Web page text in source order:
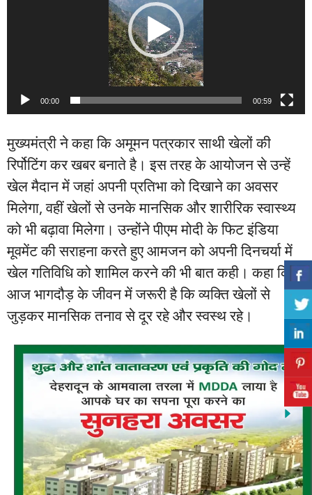
00:00 00:59
मुख्यमंत्री ने कहा कि अमूमन पत्रकार साथी खेलों की
रिर्पोटिंग कर खबर बनाते है। इस तरह के आयोजन से उन्हें
खेल मैदान में जहां अपनी प्रतिभा को दिखाने का अवसर
मिलेगा, वहीं खेलों से उनके मानसिक और शारीरिक स्वास्थ्य
को भी बढ़ावा मिलेगा। उन्होंने पीएम मोदी के फिट इंडिया
मूवमेंट की सराहना करते हुए आमजन को अपनी दिनचर्या में
खेल गतिविधि को शामिल करने की भी बात कही। कहा कि
आज भागदौड़ के जीवन में जरूरी है कि व्यक्ति खेलों से
जुड़कर मानसिक तनाव से दूर रहे और स्वस्थ रहे।